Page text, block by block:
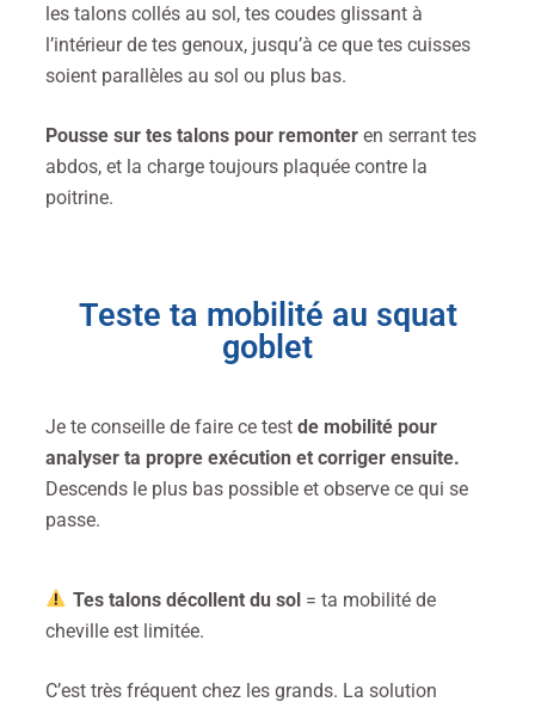
les talons collés au sol, tes coudes glissant à
l’intérieur de tes genoux, jusqu’à ce que tes cuisses
soient parallèles au sol ou plus bas.
Pousse sur tes talons pour remonter en serrant tes
abdos, et la charge toujours plaquée contre la
poitrine.
Teste ta mobilité au squat
goblet
Je te conseille de faire ce test de mobilité pour
analyser ta propre exécution et corriger ensuite.
Descends le plus bas possible et observe ce qui se
passe.
Tes talons décollent du sol= ta mobilité de
cheville est limitée.
C’est très fréquent chez les grands. La solution